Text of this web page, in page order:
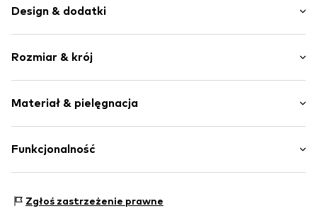
Design & dodatki
Zaokrąglony czubek
Profil podeszwy
Elastyczna podeszwa
Rozmiar & krój
Materiał & pielęgnacja
Materiał wierzchni: Mikropoliester
Kraj pochodzenia: Portugalia
Funkcjonalność
Zgłoś zastrzeżenie prawne